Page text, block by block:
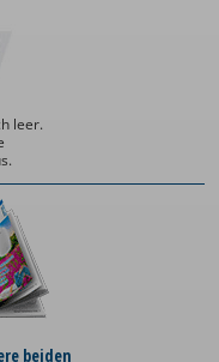
leer.
beiden